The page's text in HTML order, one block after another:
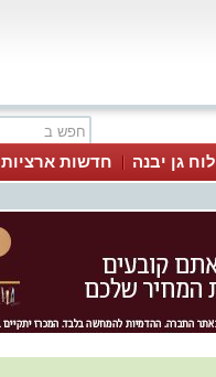
לוח גן יבנה חדשות ארציות